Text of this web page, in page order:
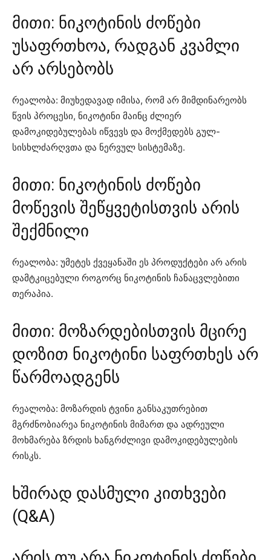
მითი: ნიკოტინის ძოწები
უსაფრთხოა, რადგან კვამლი
არ არსებობს
რეალობა: მიუხედავად იმისა, რომ არ მიმდინარეობს
წვის პროცესი, ნიკოტინი მაინც ძლიერ
დამოკიდებულებას იწვევს და მოქმედებს გულ-
სისხლძარღვთა და ნერვულ სისტემაზე.
მითი: ნიკოტინის ძოწები
მოწევის შეწყვეტისთვის არის
შექმნილი
რეალობა: უმეტეს ქვეყანაში ეს პროდუქტები არ არის
დამტკიცებული როგორც ნიკოტინის ჩანაცვლებითი
თერაპია.
მითი: მოზარდებისთვის მცირე
დოზით ნიკოტინი საფრთხეს არ
წარმოადგენს
რეალობა: მოზარდის ტვინი განსაკუთრებით
მგრძნობიარეა ნიკოტინის მიმართ და ადრეული
მოხმარება ზრდის ხანგრძლივი დამოკიდებულების
რისკს.
ხშირად დასმული კითხვები
(Q&A)